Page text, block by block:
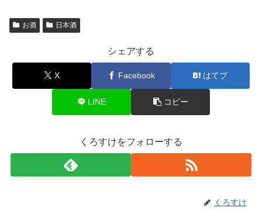
お酒 日本酒
シェアする
X Facebook はてブ
LINE コピー
くろすけをフォローする
くろすけ